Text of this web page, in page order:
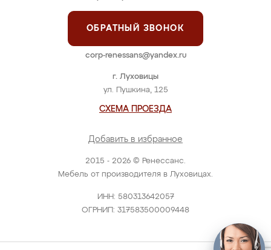
2015 - 2026 © Ренессанс.
Мебель от производителя в Луховицах.
ИНН: 580313642057
ОГРНИП: 317583500009448
г. Луховицы
ул. Пушкина, 125
СХЕМА ПРОЕЗДА
Добавить в избранное
ОБРАТНЫЙ ЗВОНОК
corp-renessans@yandex.ru